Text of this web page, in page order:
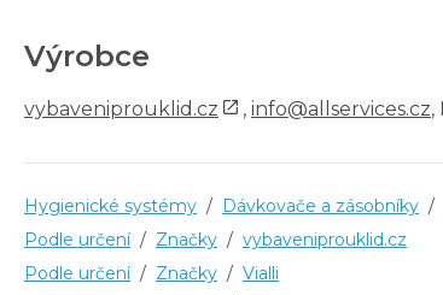
Výrobce
vybaveniprouklid.cz , info@allservices.cz,
Hygienické systémy / Dávkovače a zásobníky /
Podle určení / Značky / vybaveniprouklid.cz
Podle určení / Značky / Vialli